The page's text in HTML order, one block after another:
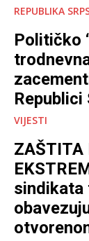
REPUBLIKA
Političko
Republici
VIJESTI
ZAŠTITA
sindikata